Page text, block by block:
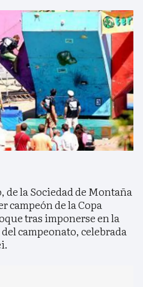
de la Sociedad de Montaña
campeón de la Copa
tras imponerse en la
campeonato, celebrada